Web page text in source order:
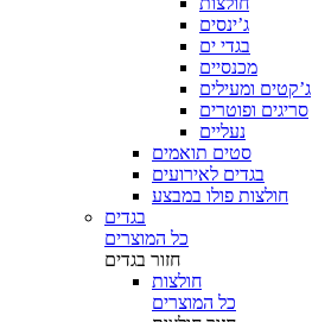
ג’ינסים
בגדי ים
מכנסיים
ג’קטים ומעילים
סריגים ופוטרים
נעליים
סטים תואמים
בגדים לאירועים
חולצות פולו במבצע
בגדים
כל המוצרים
חזור בגדים
חולצות
כל המוצרים